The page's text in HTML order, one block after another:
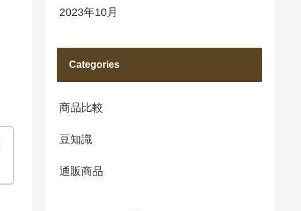
2023年10月
Categories
商品比較
豆知識
通販商品